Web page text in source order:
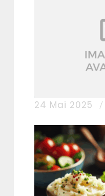
24 Mai 2025